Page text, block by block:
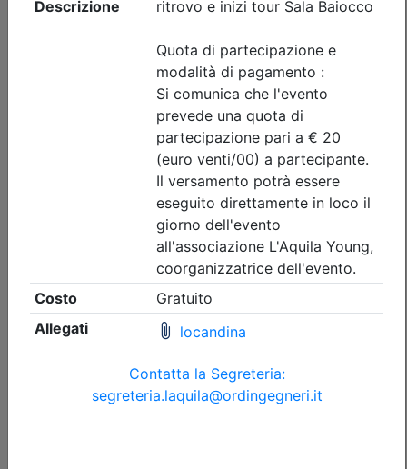
Visita tecnica alle Grotte di Stiffe e al
Demetrio né Vestini AQ
dal 27/07/2026 al 28/08/2026
visita guidata
Allegati
Note
- professionisti appartenenti all'Ordine organizzatore
Posti disponibili: